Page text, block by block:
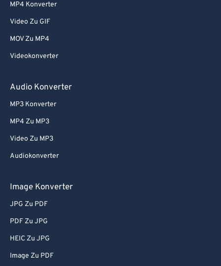
MP4 Konverter
Video Zu GIF
MOV Zu MP4
Videokonverter
Audio Konverter
MP3 Konverter
MP4 Zu MP3
Video Zu MP3
Audiokonverter
Image Konverter
JPG Zu PDF
PDF Zu JPG
HEIC Zu JPG
Image Zu PDF